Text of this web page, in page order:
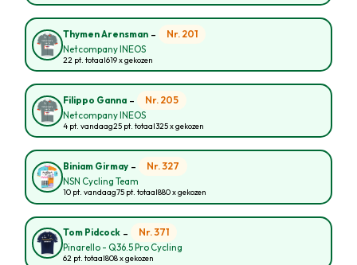
Thymen Arensman - Nr. 201
Netcompany INEOS
22 pt. totaal619 x gekozen
Filippo Ganna - Nr. 205
Netcompany INEOS
4 pt. vandaag25 pt. totaal325 x gekozen
Biniam Girmay - Nr. 327
NSN Cycling Team
10 pt. vandaag75 pt. totaal880 x gekozen
Tom Pidcock - Nr. 371
Pinarello - Q36.5 Pro Cycling
62 pt. totaal808 x gekozen